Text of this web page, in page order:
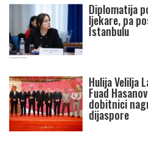
Diplomatija
ljekare, pa
Istanbulu
Hulija Velilja
Fuad
dobitnici
dijaspore